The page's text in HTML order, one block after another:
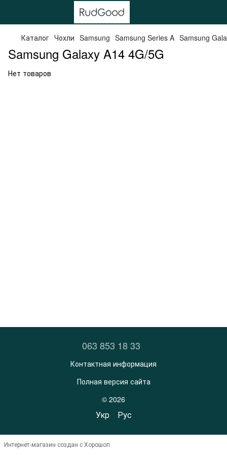
Каталог Чохли Samsung Samsung Series A Samsung
Samsung Galaxy A14 4G/5G
Нет товаров
063 853 18 33
Контактная информация
Полная версия сайта
© 2026
Укр Рус
Интернет-магазин создан с Хорошоп